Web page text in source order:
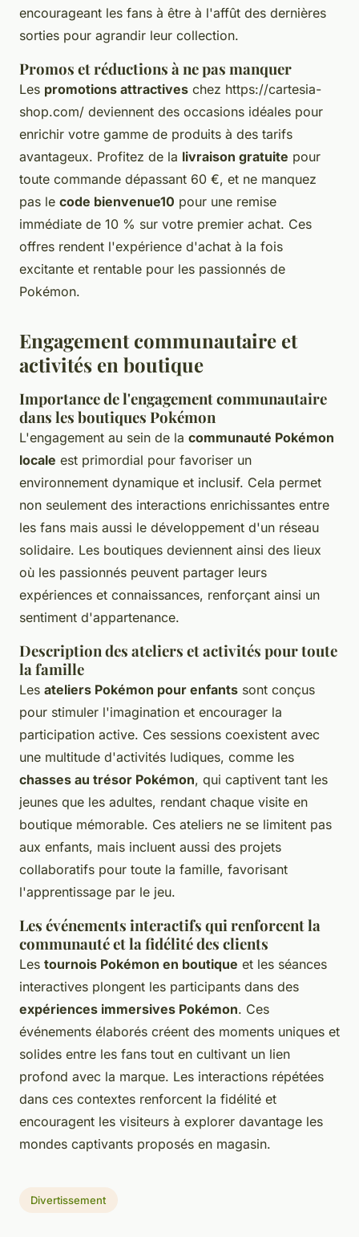
encourageant les fans à être à l'affût des dernières
sorties pour agrandir leur collection.
Promos et réductions à ne pas manquer
Les promotions attractives chez https://cartesia-
shop.com/ deviennent des occasions idéales pour
enrichir votre gamme de produits à des tarifs
avantageux. Profitez de la livraison gratuite pour
toute commande dépassant 60 €, et ne manquez
pas le code bienvenue10 pour une remise
immédiate de 10 % sur votre premier achat. Ces
offres rendent l'expérience d'achat à la fois
excitante et rentable pour les passionnés de
Pokémon.
Engagement communautaire et
activités en boutique
Importance de l'engagement communautaire
dans les boutiques Pokémon
L'engagement au sein de la communauté Pokémon
locale est primordial pour favoriser un
environnement dynamique et inclusif. Cela permet
non seulement des interactions enrichissantes entre
les fans mais aussi le développement d'un réseau
solidaire. Les boutiques deviennent ainsi des lieux
où les passionnés peuvent partager leurs
expériences et connaissances, renforçant ainsi un
sentiment d'appartenance.
Description des ateliers et activités pour toute
la famille
Les ateliers Pokémon pour enfants sont conçus
pour stimuler l'imagination et encourager la
participation active. Ces sessions coexistent avec
une multitude d'activités ludiques, comme les
chasses au trésor Pokémon, qui captivent tant les
jeunes que les adultes, rendant chaque visite en
boutique mémorable. Ces ateliers ne se limitent pas
aux enfants, mais incluent aussi des projets
collaboratifs pour toute la famille, favorisant
l'apprentissage par le jeu.
Les événements interactifs qui renforcent la
communauté et la fidélité des clients
Les tournois Pokémon en boutique et les séances
interactives plongent les participants dans des
expériences immersives Pokémon. Ces
événements élaborés créent des moments uniques et
solides entre les fans tout en cultivant un lien
profond avec la marque. Les interactions répétées
dans ces contextes renforcent la fidélité et
encouragent les visiteurs à explorer davantage les
mondes captivants proposés en magasin.
Divertissement